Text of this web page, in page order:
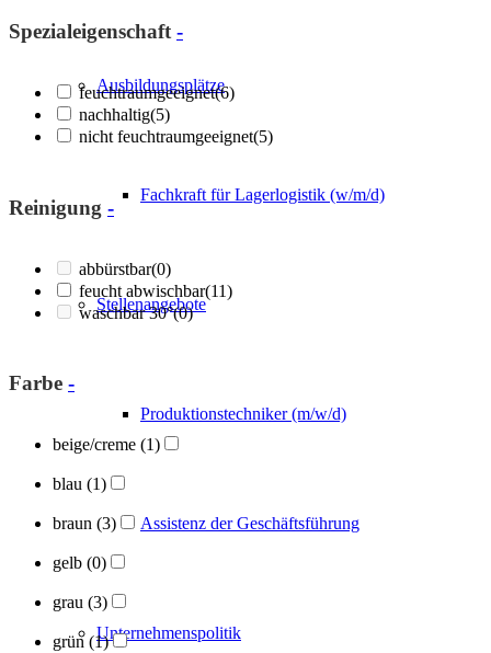
Ausbildungsplätze
Fachkraft für Lagerlogistik (w/m/d)
Stellenangebote
Produktionstechniker (m/w/d)
Assistenz der Geschäftsführung
Unternehmenspolitik
Spezialeigenschaft -
feuchtraumgeeignet(6)
nachhaltig(5)
nicht feuchtraumgeeignet(5)
Reinigung -
abbürstbar(0)
feucht abwischbar(11)
waschbar 30°(0)
Farbe -
beige/creme (1)
blau (1)
braun (3)
gelb (0)
grau (3)
grün(1)